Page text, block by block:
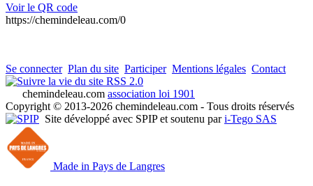
Voir le QR code
https://chemindeleau.com/0
Se connecter Plan du site Participer Mentions légales Contact
RSS 2.0
chemindeleau.com association loi 1901
Copyright © 2013-2026 chemindeleau.com - Tous droits réservés
Site développé avec SPIP et soutenu pari-Tego SAS
Made in Pays de Langres